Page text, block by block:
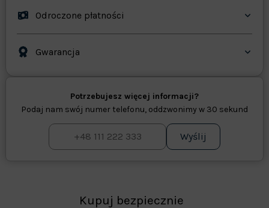
Odroczone płatności
Gwarancja
Potrzebujesz więcej informacji?
Podaj nam swój numer telefonu, oddzwonimy w 30 sekund
Wyślij
Kupuj bezpiecznie